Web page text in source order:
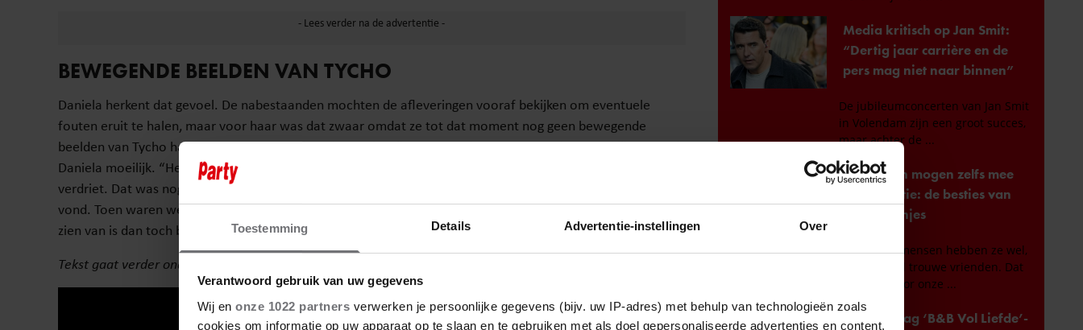
Toestemming Details Advertentie-instellingen Over
Verantwoord gebruik van uw gegevens
Wij en onze 1022 partners verwerken je persoonlijke gegevens (bijv. uw IP-adres) met behulp van technologieën zoals
cookies om informatie op uw apparaat op te slaan en te gebruiken met als doel gepersonaliseerde advertenties en content,
BEWEGENDE BEELDEN VAN TYCHO
Daniela herkent dat gevoel. De nabestaanden mochten de afleveringen vooraf bekijken om eventuele
fouten eruit te halen, maar voor haar was dat zwaar omdat ze tot dat moment nog geen bewegende
beelden van Tycho had gezien. “Omdat ik het niet aankon.” Dat ze op dat moment toch moest kijken, vond
Daniela moeilijk. “Het was voor mij ook echt een beetje een confrontatie met mijn eigen gevoel en
verdriet. Dat was nog steeds een stukje dat ik probeerde weg te duwen omdat ik dat nog te confronterend
vond. Toen waren we toch al zeker een maand of zes onderweg in ons rouwproces. Dus het onder ogen
zien van is dan toch best lastig nog.”
Tekst gaat verder onder podcast.